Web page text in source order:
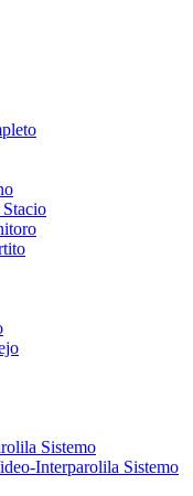
Sistemo
Interparolila Sistemo